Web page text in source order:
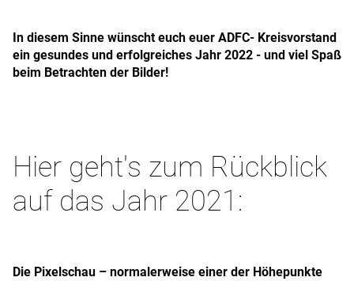
In diesem Sinne wünscht euch euer ADFC- Kreisvorstand
ein gesundes und erfolgreiches Jahr 2022 - und viel Spaß
beim Betrachten der Bilder!
Hier geht's zum Rückblick
auf das Jahr 2021:
Die Pixelschau – normalerweise einer der Höhepunkte